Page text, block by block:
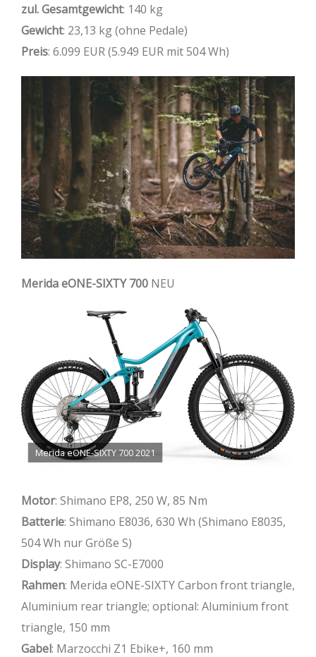
zul. Gesamtgewicht: 140 kg
Gewicht: 23,13 kg (ohne Pedale)
Preis: 6.099 EUR (5.949 EUR mit 504 Wh)
Merida eONE-SIXTY 700 NEU
Merida eONE-SIXTY 700 2021
Motor: Shimano EP8, 250 W, 85 Nm
Batterie: Shimano E8036, 630 Wh (Shimano E8035,
504 Wh nur Größe S)
Display: Shimano SC-E7000
Rahmen: Merida eONE-SIXTY Carbon front triangle,
Aluminium rear triangle; optional: Aluminium front
triangle, 150 mm
Gabel: Marzocchi Z1 Ebike+, 160 mm